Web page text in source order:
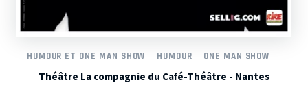
HUMOUR ET ONE MAN SHOW HUMOUR ONE MAN SHOW
Théâtre La compagnie du Café-Théâtre - Nantes